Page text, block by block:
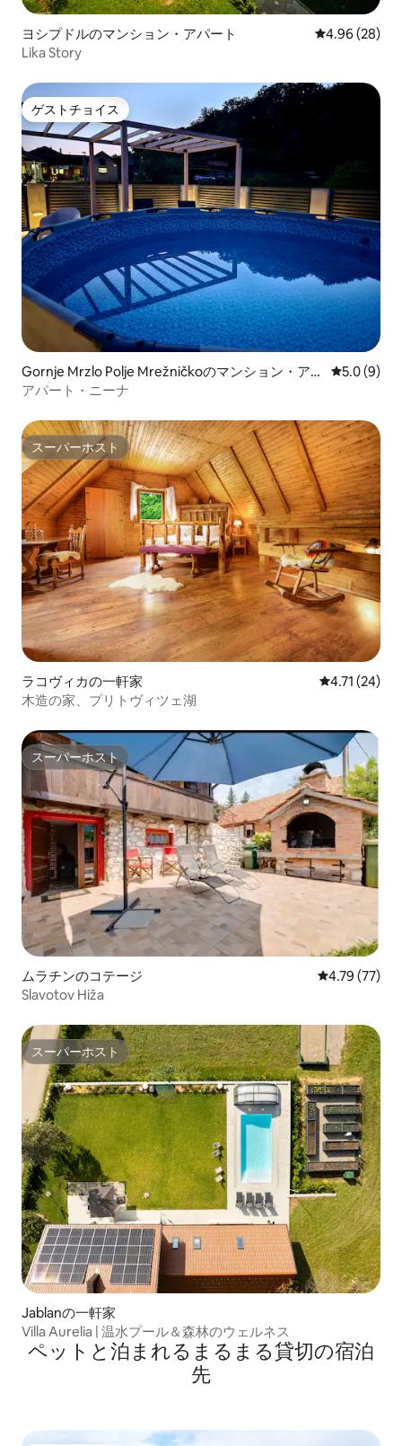
ヨシプドルのマンション・アパート レビュー28
4.96 (28)
Lika Story
ゲストチョイス
ゲストチョイス
Gornje Mrzlo Polje Mrežničkoのマンション・アパ
ート
レビュー9
5.0 (9)
アパート・ニーナ
スーパーホスト
スーパーホスト
ラコヴィカの一軒家 レビュー24
4.71 (24)
木造の家、プリトヴィツェ湖
スーパーホスト
スーパーホスト
ムラチンのコテージ レビュー77
4.79 (77)
Slavotov Hiža
スーパーホスト
スーパーホスト
Jablanの一軒家
Villa Aurelia | 温水プール＆森林のウェルネス
ペットと泊まれるまるまる貸切の宿泊
先